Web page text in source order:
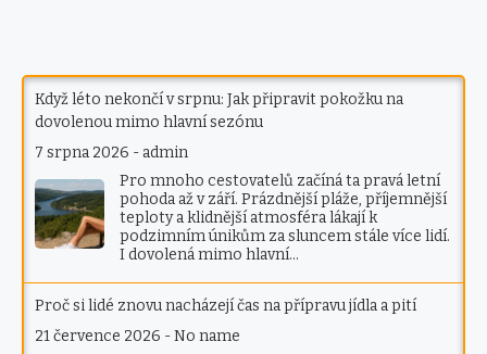
Když léto nekončí v srpnu: Jak připravit pokožku na
dovolenou mimo hlavní sezónu
7 srpna 2026 - admin
Pro mnoho cestovatelů začíná ta pravá letní
pohoda až v září. Prázdnější pláže, příjemnější
teploty a klidnější atmosféra lákají k
podzimním únikům za sluncem stále více lidí.
I dovolená mimo hlavní…
Proč si lidé znovu nacházejí čas na přípravu jídla a pití
21 července 2026 -No name